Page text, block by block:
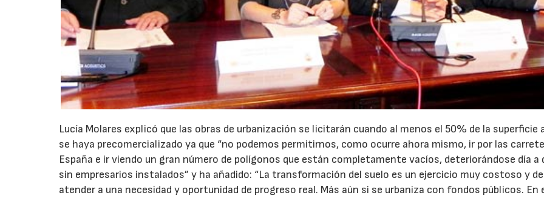
Lucía Molares explicó que las obras de urbanización se licitarán cuando al menos el 50% de la superficie
se haya precomercializado ya que “no podemos permitirnos, como ocurre ahora mismo, ir por las
España e ir viendo un gran número de polígonos que están completamente vacíos, deteriorándose día a
sin empresarios instalados” y ha añadido: “La transformación del suelo es un ejercicio muy costoso y
atender a una necesidad y oportunidad de progreso real. Más aún si se urbaniza con fondos públicos. En
16/06/2026